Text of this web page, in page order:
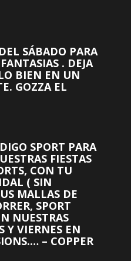
SÁBADO PARA
. DEJA
BIEN EN UN
GOZZA EL
SPORT PARA
FIESTAS
CON TU
( SIN
MALLAS DE
SPORT
NUESTRAS
Y VIERNES EN
– COPPER